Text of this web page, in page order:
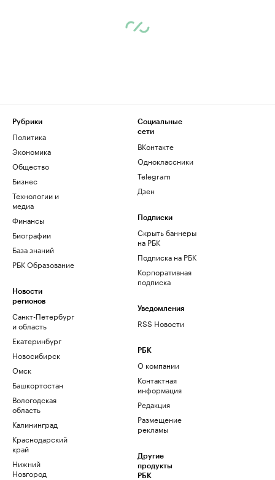
Рубрики
Политика
Экономика
Общество
Бизнес
Технологии и
медиа
Финансы
Биографии
База знаний
РБК Образование
Новости
регионов
Санкт-Петербург
и область
Екатеринбург
Новосибирск
Омск
Башкортостан
Вологодская
область
Калининград
Краснодарский
край
Нижний
Новгород
Социальные
сети
ВКонтакте
Одноклассники
Telegram
Дзен
Подписки
Скрыть баннеры
на РБК
Подписка на РБК
Корпоративная
подписка
Уведомления
RSS Новости
РБК
О компании
Контактная
информация
Редакция
Размещение
рекламы
Другие
продукты
РБК